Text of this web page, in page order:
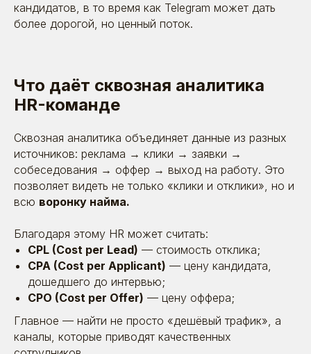
кандидатов, в то время как Telegram может дать
более дорогой, но ценный поток.
Что даёт сквозная аналитика
HR-команде
Сквозная аналитика объединяет данные из разных
источников: реклама → клики → заявки →
собеседования → оффер → выход на работу. Это
позволяет видеть не только «клики и отклики», но и
всю воронку найма.
Благодаря этому HR может считать:
CPL (Cost per Lead) — стоимость отклика;
CPA (Cost per Applicant) — цену кандидата,
дошедшего до интервью;
CPO (Cost per Offer) — цену оффера;
Главное — найти не просто «дешёвый трафик», а
каналы, которые приводят качественных